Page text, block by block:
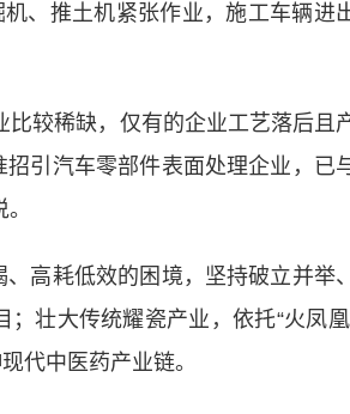
、推土机紧张作业，施工车辆进
较稀缺，仅有的企业工艺落后且
引汽车零部件表面处理企业，已
耗低效的困境，坚持破立并举、
壮大传统耀瓷产业，依托“火凤凰
代中医药产业链。